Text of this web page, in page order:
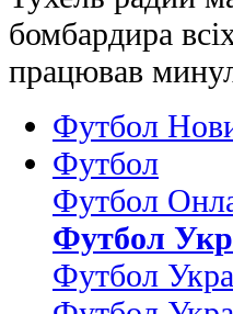
бомбардира
працював
Футбол
Футбол
Футбол
Футбол
Футбол